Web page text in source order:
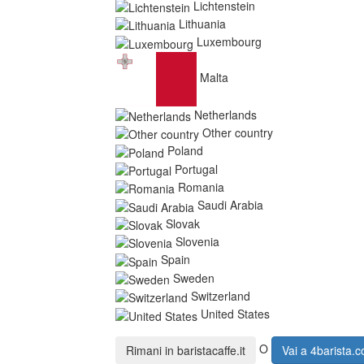
Lichtenstein
Lithuania
Luxembourg
Malta
Netherlands
Other country
Poland
Portugal
Romania
Saudi Arabia
Slovak
Slovenia
Spain
Sweden
Switzerland
United States
Rimani in baristacaffe.it O Vai a